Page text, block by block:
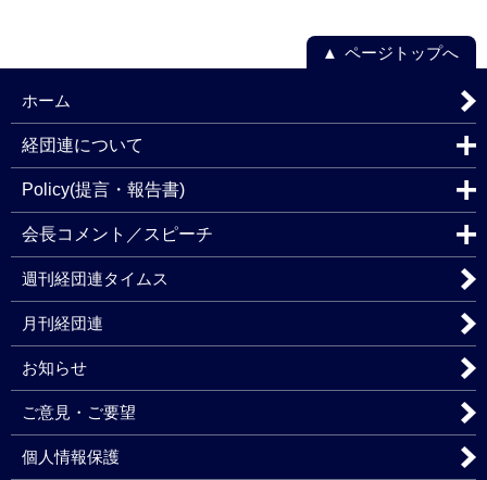
ページトップへ
ホーム
経団連について
Policy(提言・報告書)
会長コメント／スピーチ
週刊経団連タイムス
月刊経団連
お知らせ
ご意見・ご要望
個人情報保護